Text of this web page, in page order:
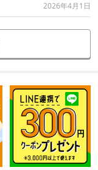
2026年4月1日